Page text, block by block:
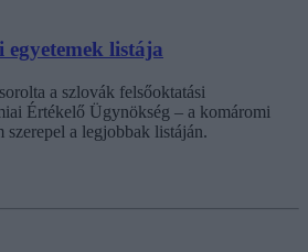
listája
a szlovák felsőoktatási
Értékelő Ügynökség – a komáromi
szerepel a legjobbak listáján.